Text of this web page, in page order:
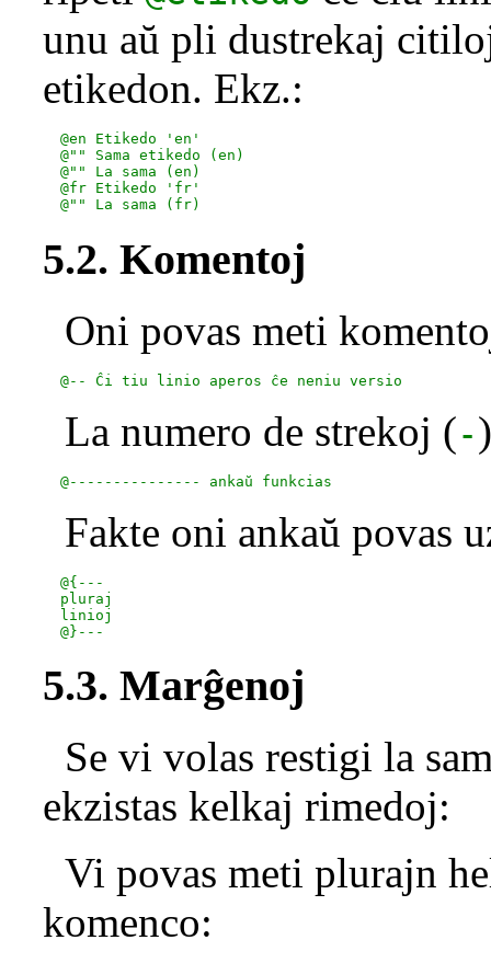
unu aŭ pli dustrekaj
etikedon. Ekz.:
  @en Etikedo 'en'
  @"" Sama etikedo (en)
  @"" La sama (en)
  @fr Etikedo 'fr'
5.2. Komentoj
Oni povas meti
La numero de strekoj (-
Fakte oni ankaŭ povas
  @{---
  pluraj
  linioj
5.3. Marĝenoj
Se vi volas restigi la
ekzistas kelkaj rimedoj:
Vi povas meti plurajn
komenco: